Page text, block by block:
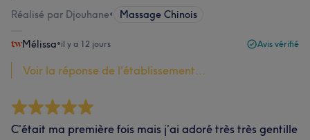
Réalisé par Djouhane• Massage Chinois
Mélissa•il y a 12 jours Avis vérifié
Voir la réponse de l'établissement...
C’était ma première fois mais j’ai adoré très très gentille